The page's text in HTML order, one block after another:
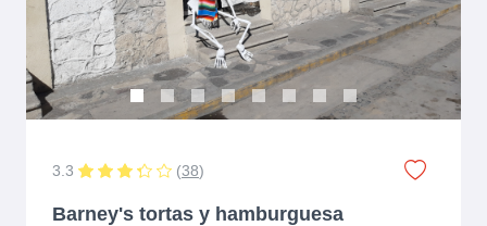
3.3 (38)
Barney's tortas y hamburguesa